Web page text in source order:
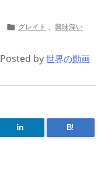
n
ro
p.
 グレイト , 興味深い
Posted by 世界の動画
B!